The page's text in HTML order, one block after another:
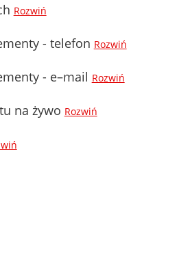
Rozwiń
- telefon Rozwiń
- e–mail Rozwiń
na żywo Rozwiń